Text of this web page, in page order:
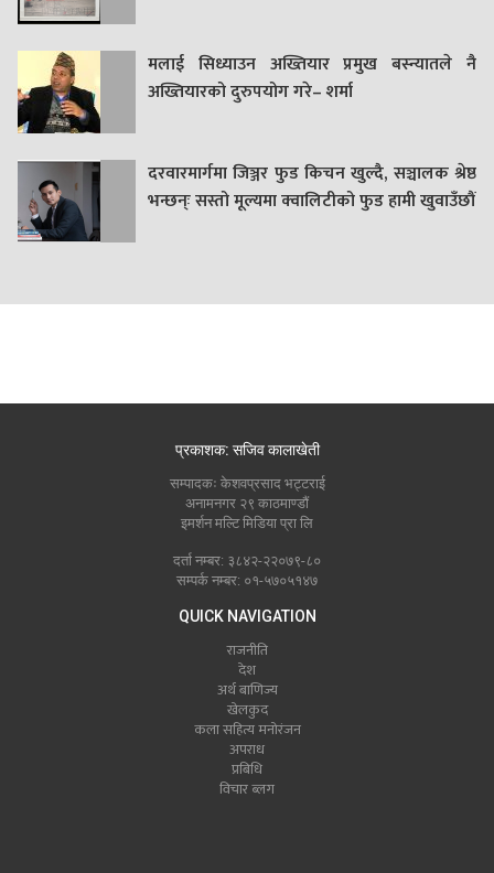
मलाई सिध्याउन अख्तियार प्रमुख बस्न्यातले नै
अख्तियारको दुरुपयोग गरे– शर्मा
दरवारमार्गमा जिञ्जर फुड किचन खुल्दै, सञ्चालक श्रेष्ठ
भन्छन्ः सस्तो मूल्यमा क्वालिटीको फुड हामी खुवाउँछौं
प्रकाशक: सजिव कालाखेती
सम्पादकः केशवप्रसाद भट्टराई
अनामनगर २९ काठमाण्डौं
इमर्शन मल्टि मिडिया प्रा लि
दर्ता नम्बर: ३८४२-२२०७९-८०
सम्पर्क नम्बर: ०१-५७०५१४७
QUICK NAVIGATION
राजनीति
देश
अर्थ बाणिज्य
खेलकुद
कला सहित्य मनोरंजन
अपराध
प्रबिधि
विचार ब्लग